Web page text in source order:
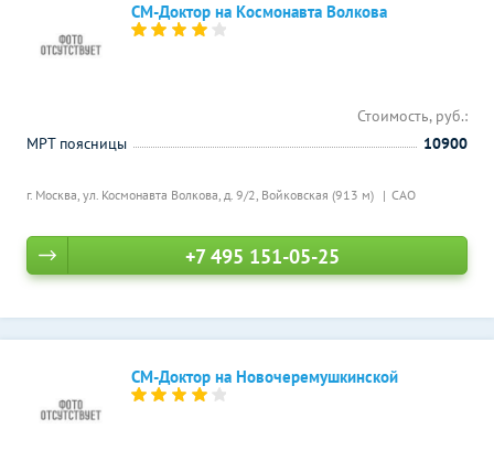
СМ-Доктор на Космонавта Волкова
г. Москва, ул. Космонавта Волкова, д. 9/2, Войковская (913 м) САО
Стоимость, руб.:
МРТ поясницы
10900
+7 495 151-05-25
СМ-Доктор на Новочеремушкинской